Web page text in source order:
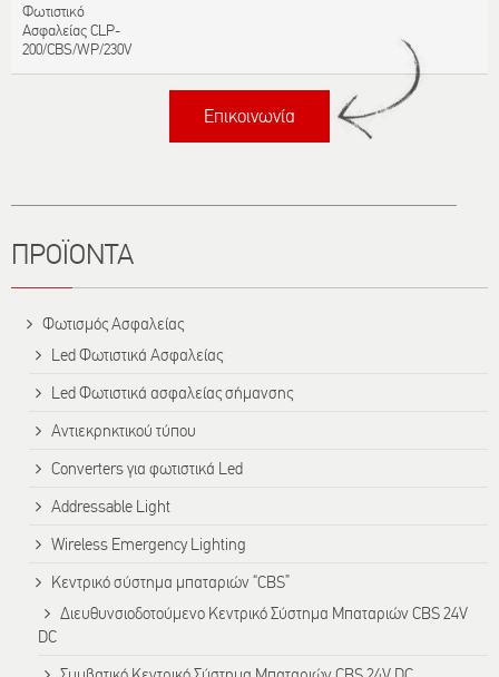
Φωτιστικό
Ασφαλείας CLP-
200/CBS/WP/230V
Επικοινωνία
ΠΡΟΪΟΝΤΑ
Φωτισμός Ασφαλείας
Led Φωτιστικά Ασφαλείας
Led Φωτιστικά ασφαλείας σήμανσης
Αντιεκρηκτικού τύπου
Converters για φωτιστικά Led
Addressable Light
Wireless Emergency Lighting
Κεντρικό σύστημα μπαταριών “CBS”
Διευθυνσιοδοτούμενο Κεντρικό Σύστημα Μπαταριών CBS 24V
DC